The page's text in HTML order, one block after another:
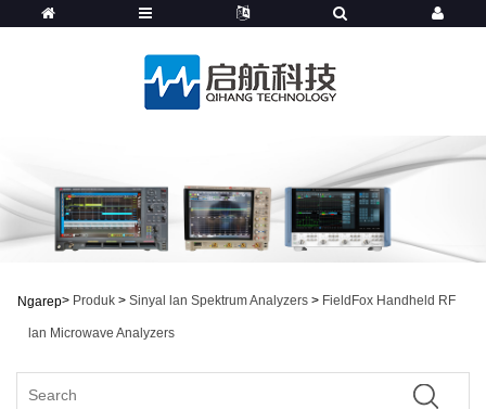
Ngarep> Produk > Sinyal lan Spektrum Analyzers > FieldFox Handheld RF
lan Microwave Analyzers